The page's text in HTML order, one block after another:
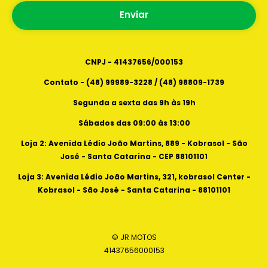
center - kobrasol - São José - Santa Catarina -
88101101
Segunda a sexta das 9h as 19h
Enviar
CNPJ - 41437656/000153
Contato - (48) 99989-3228 / (48) 98809-1739
Segunda a sexta das 9h às 19h
Sábados das 09:00 às 13:00
Loja 2: Avenida Lédio João Martins, 889 - Kobrasol - São
José - Santa Catarina - CEP 88101101
Loja 3: Avenida Lédio João Martins, 321, kobrasol Center -
Kobrasol - São José - Santa Catarina - 88101101
© JR MOTOS
41437656000153